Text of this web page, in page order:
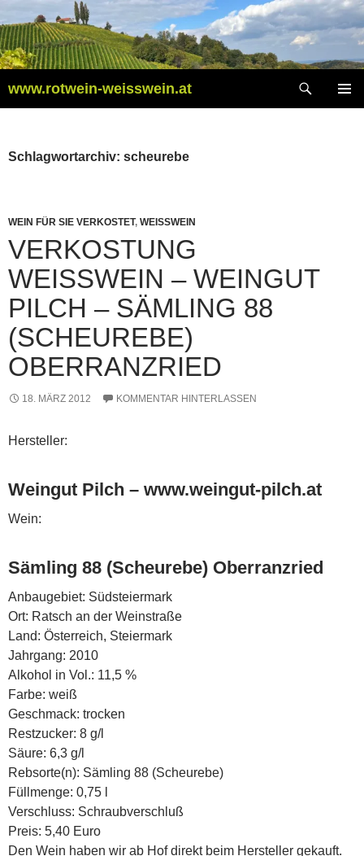
Inhalt
springen
www.rotwein-weisswein.at
Schlagwortarchiv: scheurebe
WEIN FÜR SIE VERKOSTET, WEISSWEIN
VERKOSTUNG
WEISSWEIN – WEINGUT P
ILCH – SÄMLING 88 (
SCHEUREBE) O
BERRANZRIED
18. MÄRZ 2012 KOMMENTAR HINTERLASSEN
Hersteller:
Weingut Pilch – www.weingut-pilch.at
Wein:
Sämling 88 (Scheurebe) Oberranzried
Anbaugebiet: Südsteiermark
Ort: Ratsch an der Weinstraße
Land: Österreich, Steiermark
Jahrgang: 2010
Alkohol in Vol.: 11,5 %
Farbe: weiß
Geschmack: trocken
Restzucker: 8 g/l
Säure: 6,3 g/l
Rebsorte(n): Sämling 88 (Scheurebe)
Füllmenge: 0,75 l
Verschluss: Schraubverschluß
Preis: 5,40 Euro
Den Wein haben wir ab Hof direkt beim Hersteller gekauft.